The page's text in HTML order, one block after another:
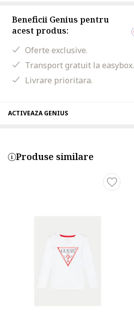
Beneficii Genius pentru
acest produs:
Oferte exclusive.
Transport gratuit la easybox.
Livrare prioritara.
ACTIVEAZA GENIUS
Produse similare